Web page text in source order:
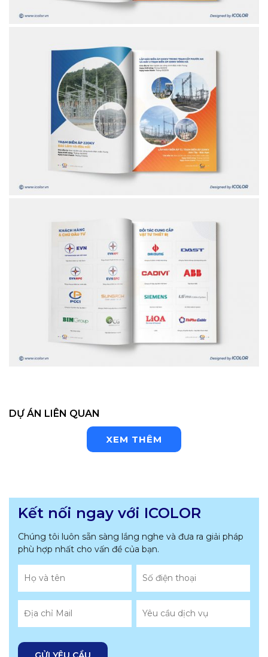
DỰ ÁN LIÊN QUAN
XEM THÊM
Kết nối ngay với ICOLOR
Chúng tôi luôn sẵn sàng lắng nghe và đưa ra giải pháp
phù hợp nhất cho vấn đề của bạn.